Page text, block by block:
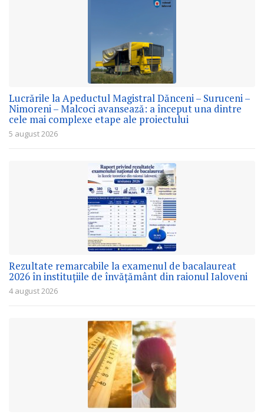
Lucrările la Apeductul Magistral Dănceni – Suruceni –
Nimoreni – Malcoci avansează: a început una dintre
cele mai complexe etape ale proiectului
5 august 2026
Rezultate remarcabile la examenul de bacalaureat
2026 în instituțiile de învățământ din raionul Ialoveni
4 august 2026